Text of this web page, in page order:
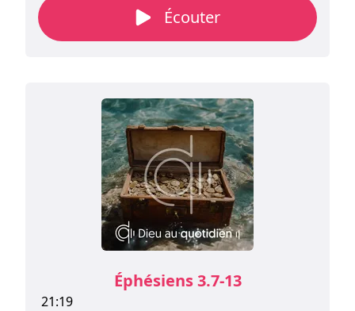
s'approcher du Seigneur. La raison de sa
prière, c'est le mystère de l'Église, un statut
Écouter
Éphésiens 3.7-13
21:19